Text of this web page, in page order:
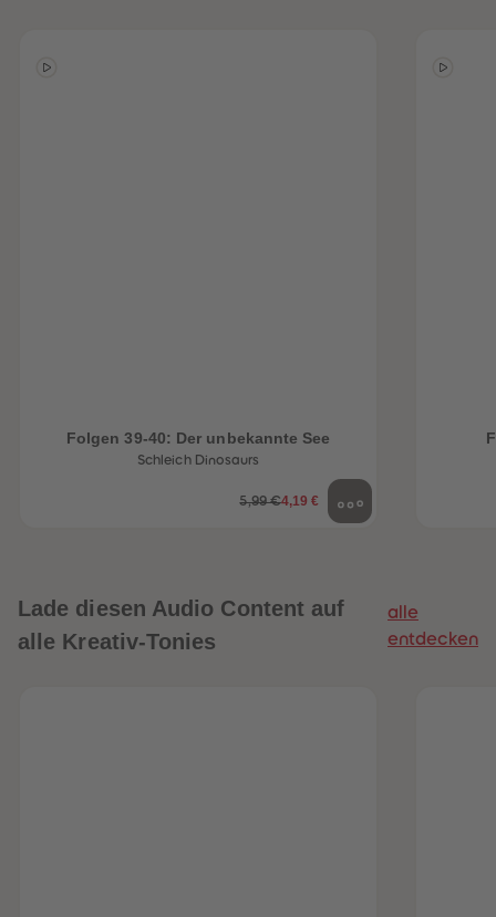
Folgen 39-40: Der unbekannte See
Schleich Dinosaurs
5,99 €4,19 €
Lade diesen Audio Content auf
alle Kreativ-Tonies
alle
entdecken